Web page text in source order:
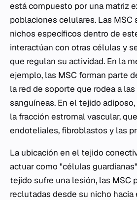
está compuesto por una matriz
poblaciones celulares. Las MSC
nichos específicos dentro de
interactúan con otras células y
que regulan su actividad. En la
ejemplo, las MSC forman parte
la red de soporte que rodea a
sanguíneas. En el tejido
la fracción estromal vascular,
endoteliales, fibroblastos y las
La ubicación en el tejido
actuar como "células
tejido sufre una lesión, las MSC
reclutadas desde su nicho hacia